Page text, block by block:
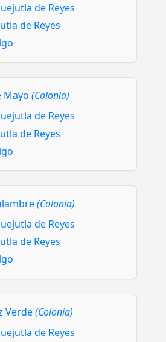
de Reyes
de Reyes
Mayo (Colonia)
de Reyes
de Reyes
(Colonia)
de Reyes
de Reyes
Verde(Colonia)
de Reyes